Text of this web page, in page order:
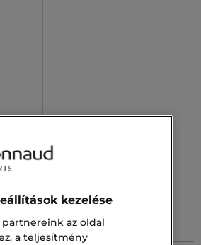
Le Versace Man
kezelése
az oldal
a teljesítmény